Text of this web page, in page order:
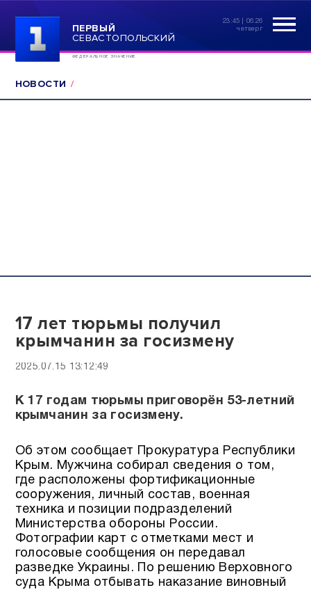
ПЕРВЫЙ
СЕВАСТОПОЛЬСКИЙ
ФЕДЕРАЛЬНОЕ ЗНАЧЕНИЕ
23:45 | 06.26
четверг
НОВОСТИ
17 лет тюрьмы получил
крымчанин за госизмену
2025.07.15 13:12:49
К 17 годам тюрьмы приговорён 53-летний
крымчанин за госизмену.
Об этом сообщает Прокуратура Республики
Крым. Мужчина собирал сведения о том,
где расположены фортификационные
сооружения, личный состав, военная
техника и позиции подразделений
Министерства обороны России.
Фотографии карт с отметками мест и
голосовые сообщения он передавал
разведке Украины. По решению Верховного
суда Крыма отбывать наказание виновный